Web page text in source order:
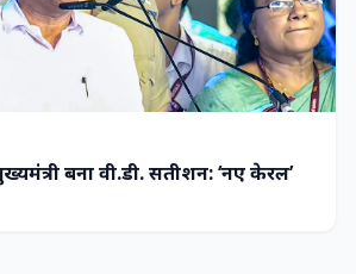
बना वी.डी. सतीशन: ‘नए केरल’